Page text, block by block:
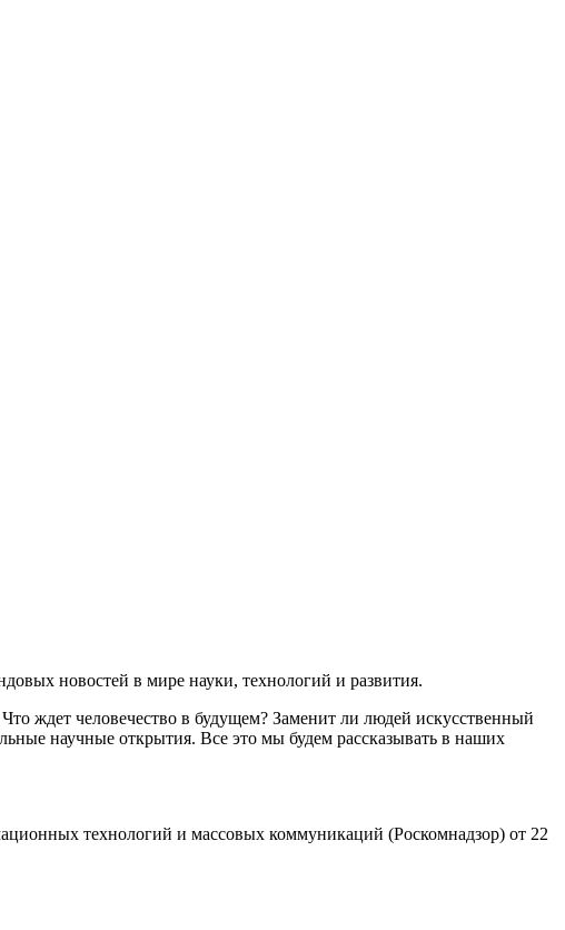
новостей в мире науки, технологий и развития.
ждет человечество в будущем? Заменит ли людей искусственный
научные открытия. Все это мы будем рассказывать в наших
технологий и массовых коммуникаций (Роскомнадзор) от 22